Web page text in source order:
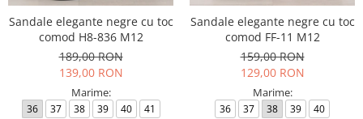
Sandale elegante negre cu toc
comod H8-836 M12
189,00 RON
139,00 RON
Marime:
36 37 38 39 40 41
Sandale elegante negre cu toc
comod FF-11 M12
159,00 RON
129,00 RON
Marime:
36 37 38 39 40